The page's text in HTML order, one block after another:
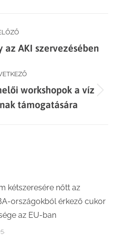
Previous
az AKI szervezésében
Next
post:
workshopok a víz
támogatására
kétszeresére nőtt az
országokból érkező cukor
az EU-ban